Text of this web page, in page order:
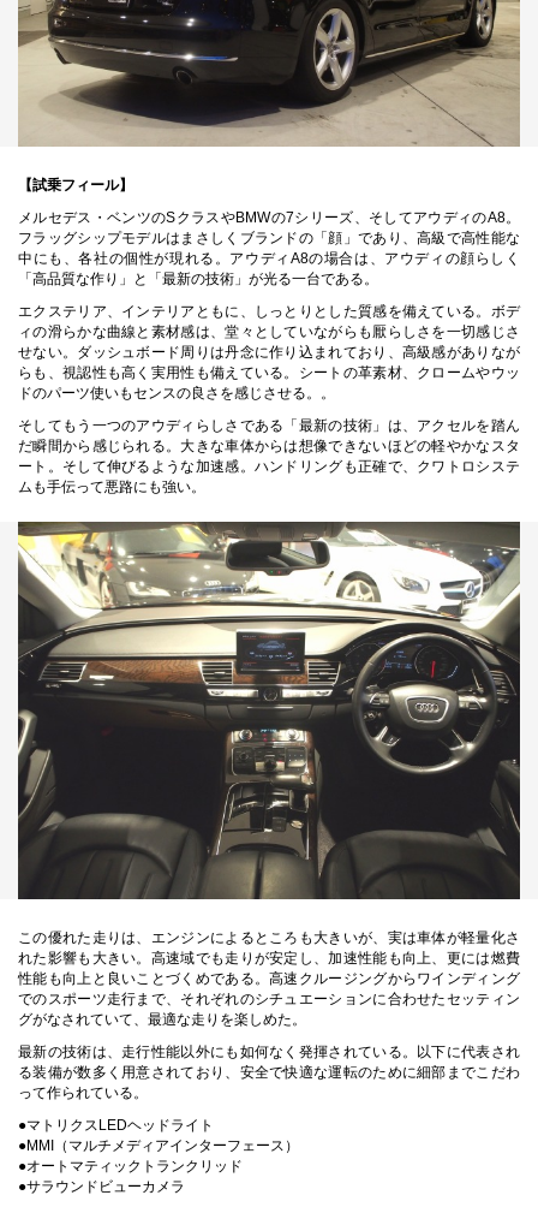
【試乗フィール】
メルセデス・ベンツのSクラスやBMWの7シリーズ、そしてアウディのA8。
フラッグシップモデルはまさしくブランドの「顔」であり、高級で高性能な
中にも、各社の個性が現れる。アウディA8の場合は、アウディの顔らしく
「高品質な作り」と「最新の技術」が光る一台である。
エクステリア、インテリアともに、しっとりとした質感を備えている。ボデ
ィの滑らかな曲線と素材感は、堂々としていながらも厭らしさを一切感じさ
せない。ダッシュボード周りは丹念に作り込まれており、高級感がありなが
らも、視認性も高く実用性も備えている。シートの革素材、クロームやウッ
ドのパーツ使いもセンスの良さを感じさせる。。
そしてもう一つのアウディらしさである「最新の技術」は、アクセルを踏ん
だ瞬間から感じられる。大きな車体からは想像できないほどの軽やかなスタ
ート。そして伸びるような加速感。ハンドリングも正確で、クワトロシステ
ムも手伝って悪路にも強い。
この優れた走りは、エンジンによるところも大きいが、実は車体が軽量化さ
れた影響も大きい。高速域でも走りが安定し、加速性能も向上、更には燃費
性能も向上と良いことづくめである。高速クルージングからワインディング
でのスポーツ走行まで、それぞれのシチュエーションに合わせたセッティン
グがなされていて、最適な走りを楽しめた。
最新の技術は、走行性能以外にも如何なく発揮されている。以下に代表され
る装備が数多く用意されており、安全で快適な運転のために細部までこだわ
って作られている。
●マトリクスLEDヘッドライト
●MMI（マルチメディアインターフェース）
●オートマティックトランクリッド
●サラウンドビューカメラ